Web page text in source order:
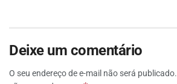
Deixe um comentário
O seu endereço de e-mail não será publicado.